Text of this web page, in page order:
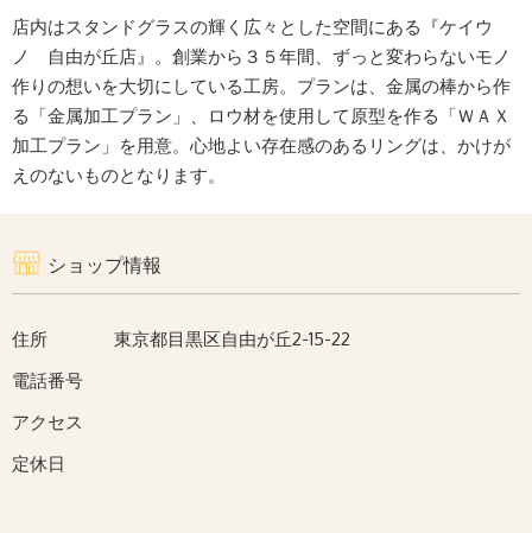
店内はスタンドグラスの輝く広々とした空間にある『ケイウ
ノ 自由が丘店』。創業から３５年間、ずっと変わらないモノ
作りの想いを大切にしている工房。プランは、金属の棒から作
る「金属加工プラン」、ロウ材を使用して原型を作る「ＷＡＸ
加工プラン」を用意。心地よい存在感のあるリングは、かけが
えのないものとなります。
ショップ情報
住所
東京都目黒区自由が丘2-15-22
電話番号
アクセス
定休日